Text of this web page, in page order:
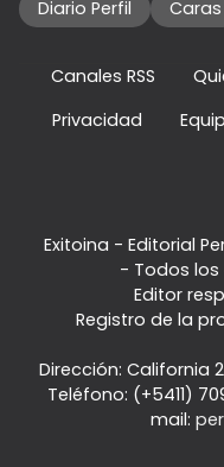
Diario Perfil Caras
Canales RSS
Privacidad
Exitoina - Editorial
- Todos los
Editor
Registro de la
Dirección: California
Teléfono: (+5411)
mail: